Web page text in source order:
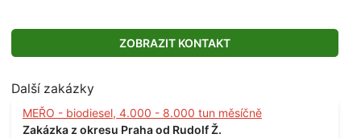
ZOBRAZIT KONTAKT
Další zakázky
MEŘO - biodiesel, 4.000 - 8.000 tun měsíčně
Zakázka z okresu Praha od Rudolf Ž.